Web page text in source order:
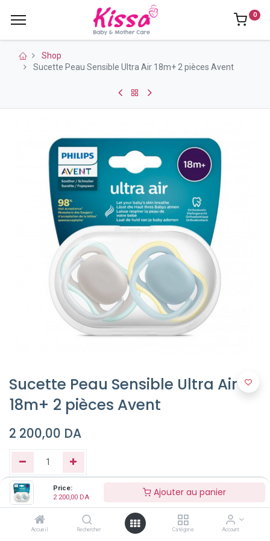
Price:
2 200,00 DA Ajouter au panier
Accueil Rechercher Catégorie Account
0
Shop
Sucette Peau Sensible Ultra Air 18m+ 2 pièces Avent
Sucette Peau Sensible Ultra Air
18m+ 2 pièces Avent
2 200,00 DA
Ajouter au panier
Buy Now